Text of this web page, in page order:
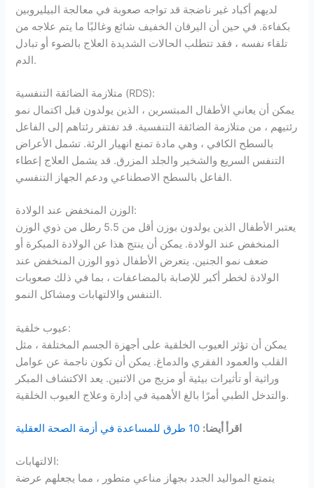
لديهم أكباد غير ناضجة قد تواجه صعوبة في معالجة البيليروبين
بكفاءة. في حين أن اليرقان الخفيف شائع وغالبًا ما يتم علاجه من
تلقاء نفسه ، فقد تتطلب الحالات الشديدة العلاج بالضوء أو تبادل
الدم.
متلازمة الضائقة التنفسية (RDS):
يمكن أن يعاني الأطفال المبتسرين ، الذين يولدون قبل اكتمال نمو
رئتيهم ، من متلازمة الضائقة التنفسية. قد تفتقر رئتاهم إلى الفاعل
بالسطح الكافي ، وهي مادة تمنع انهيار الرئة. تشمل الأعراض
التنفس السريع والشخير والجلد المزرق. قد يشمل العلاج إعطاء
الفاعل بالسطح الاصطناعي ودعم الجهاز التنفسي.
الوزن المنخفض عند الولادة:
يعتبر الأطفال الذين يولدون بوزن أقل من 5.5 رطل من ذوي الوزن
المنخفض عند الولادة. يمكن أن ينتج هذا عن الولادة المبكرة أو
ضعف نمو الجنين. يتعرض الأطفال ذوو الوزن المنخفض عند
الولادة لخطر أكبر للإصابة بالمضاعفات ، بما في ذلك صعوبات
التنفس والالتهابات ومشاكل النمو.
عيوب خلقية:
يمكن أن تؤثر العيوب الخلقية على أجهزة الجسم المختلفة ، مثل
القلب والعمود الفقري والدماغ. يمكن أن تكون ناجمة عن عوامل
وراثية أو تأثيرات بيئية أو مزيج من الاثنين. يعد الاكتشاف المبكر
والتدخل الطبي أمرًا بالغ الأهمية في إدارة وعلاج العيوب الخلقية.
اقرأ أيضا: 10 طرق للمساعدة في أزمة الصحة العقلية
الالتهابات:
يتمتع المواليد الجدد بجهاز مناعي متطور ، مما يجعلهم عرضة